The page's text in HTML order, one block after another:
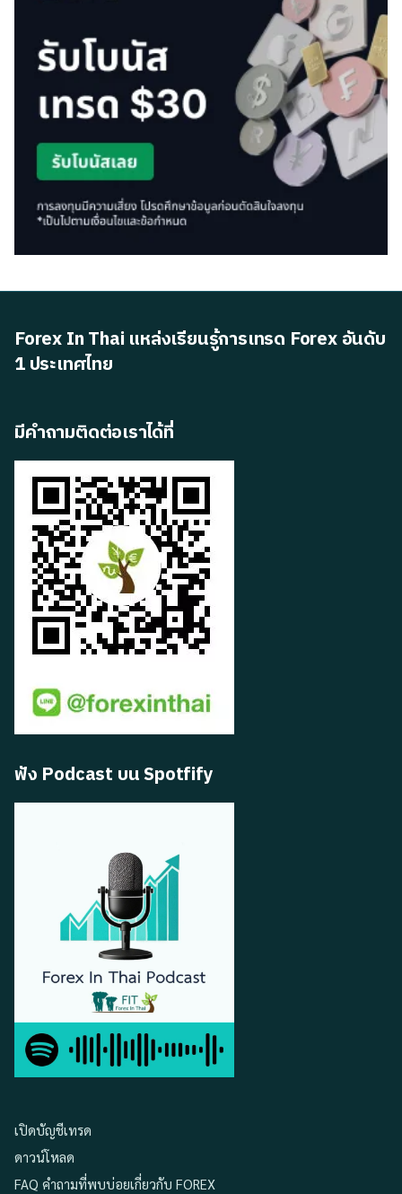
Forex In Thai แหล่งเรียนรู้การเทรด Forex อันดับ
1 ประเทศไทย
มีคำถามติดต่อเราได้ที่
ฟัง Podcast บน Spotfify
เปิดบัญชีเทรด
ดาวน์โหลด
FAQ คำถามที่พบบ่อยเกี่ยวกับ FOREX